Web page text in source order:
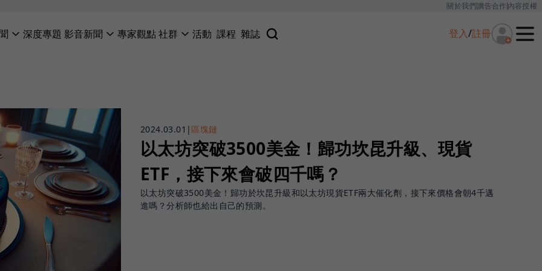
關於我們廣告合作內容授權
深度專題 影音新聞 專家觀點社群 活動 課程 雜誌 登入/註冊
2024.03.01 | 區塊鏈
以太坊突破3500美金！歸功坎昆升級、現貨
ETF，接下來會破四千嗎？
以太坊突破3500美金！歸功於坎昆升級和以太坊現貨ETF兩大催化劑，接下來價格會朝4千邁
進嗎？分析師也給出自己的預測。